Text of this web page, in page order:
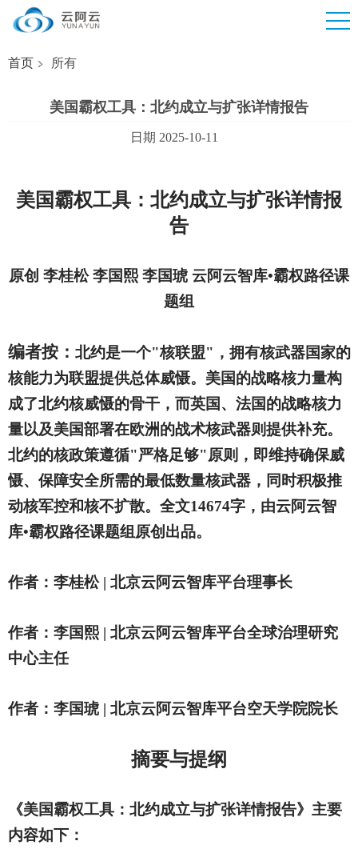
首页 所有
美国霸权工具：北约成立与扩张详情报告
日期 2025-10-11
美国霸权工具：北约成立与扩张详情报
告
原创 李桂松 李国熙 李国琥 云阿云智库•霸权路径课
题组
编者按： 北约是一个"核联盟"，拥有核武器国家的
核能力为联盟提供总体威慑。美国的战略核力量构
成了北约核威慑的骨干，而英国、法国的战略核力
量以及美国部署在欧洲的战术核武器则提供补充。
北约的核政策遵循"严格足够"原则，即维持确保威
慑、保障安全所需的最低数量核武器，同时积极推
动核军控和核不扩散。全文14674字，由云阿云智
库•霸权路径课题组原创出品。
作者：李桂松 | 北京云阿云智库平台理事长
作者：李国熙 | 北京云阿云智库平台全球治理研究
中心主任
作者：李国琥 | 北京云阿云智库平台空天学院院长
摘要与提纲
《美国霸权工具：北约成立与扩张详情报告》主要
内容如下：